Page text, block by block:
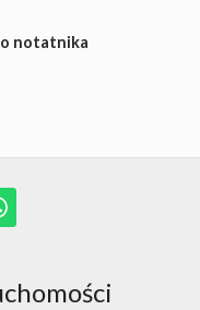
notatnika